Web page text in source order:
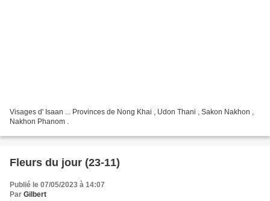
Visages d' Isaan ... Provinces de Nong Khai , Udon Thani , Sakon Nakhon ,
Nakhon Phanom .
Fleurs du jour (23-11)
Publié le 07/05/2023 à 14:07
Par Gilbert